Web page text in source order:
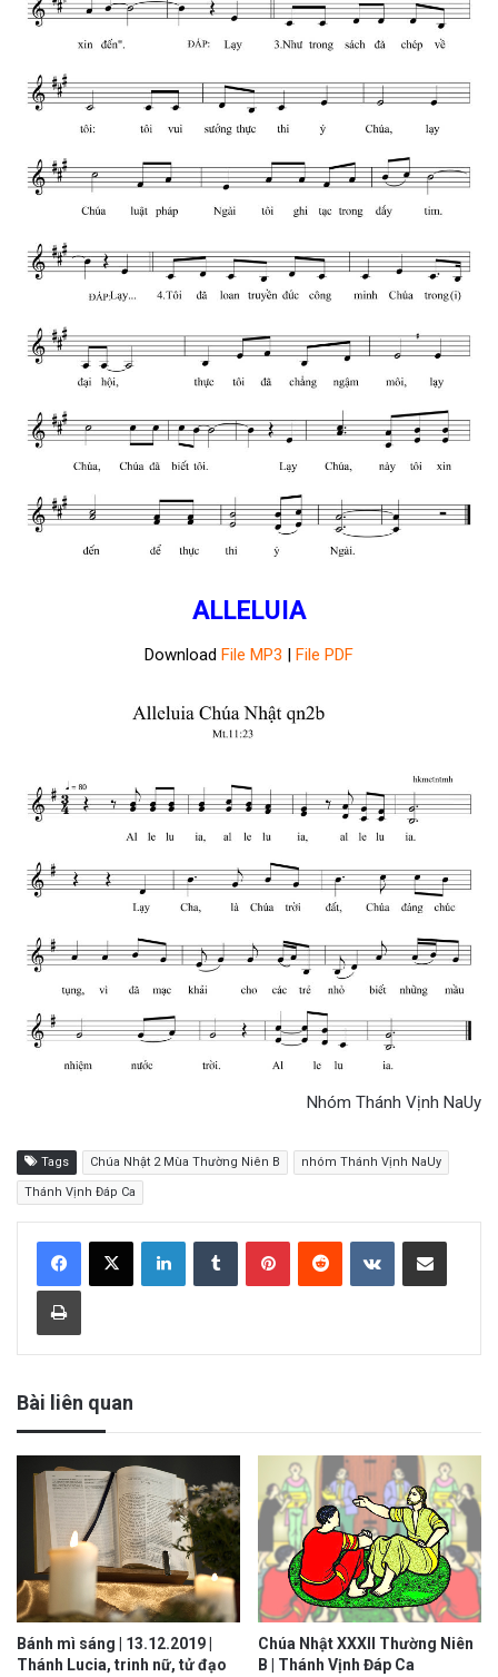
ALLELUIA
Download File MP3 | File PDF
Nhóm Thánh Vịnh NaUy
Tags Chúa Nhật 2 Mùa Thường Niên B nhóm Thánh Vịnh NaUy
Thánh Vịnh Đáp Ca
Bài liên quan
Bánh mì sáng | 13.12.2019 |
Thánh Lucia, trinh nữ, tử đạo
Chúa Nhật XXXII Thường Niên
B | Thánh Vịnh Đáp Ca